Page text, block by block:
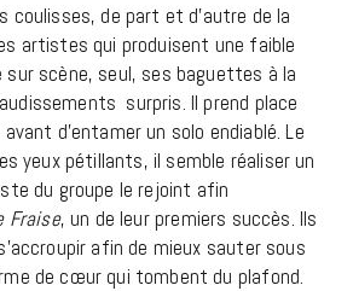
coulisses, de part et d’autre de la
artistes qui produisent une faible
sur scène, seul, ses baguettes à la
surpris. Il prend place
d’entamer un solo endiablé. Le
yeux pétillants, il semble réaliser un
du groupe le rejoint afin
Fraise, un de leur premiers succès. Ils
afin de mieux sauter sous
de cœur qui tombent du plafond.